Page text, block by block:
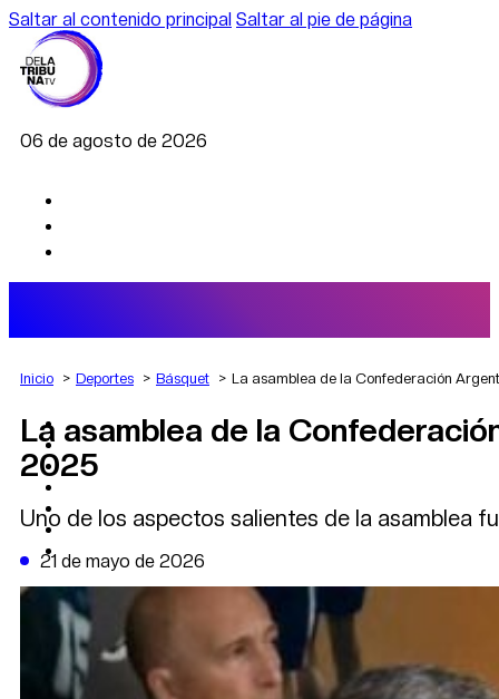
Saltar al contenido principal Saltar al pie de página
06 de agosto de 2026
AGRO
DEPORTES
ECONOMÍA
CAMBIO CLIMÁTICO
DATA FIRME
DE LA TRIBUNA TV
Inicio Deportes Básquet La asamblea de la Confederación
La asamblea de la
2025
Uno de los aspectos salientes de la asamblea
21 de mayo de 2026